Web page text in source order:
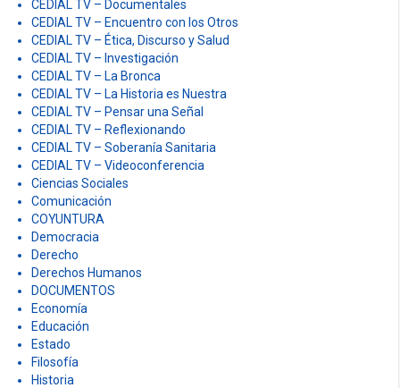
CEDIAL TV – Documentales
CEDIAL TV – Encuentro con los Otros
CEDIAL TV – Ética, Discurso y Salud
CEDIAL TV – Investigación
CEDIAL TV – La Bronca
CEDIAL TV – La Historia es Nuestra
CEDIAL TV – Pensar una Señal
CEDIAL TV – Reflexionando
CEDIAL TV – Soberanía Sanitaria
CEDIAL TV – Videoconferencia
Ciencias Sociales
Comunicación
COYUNTURA
Democracia
Derecho
Derechos Humanos
DOCUMENTOS
Economía
Educación
Estado
Filosofía
Historia